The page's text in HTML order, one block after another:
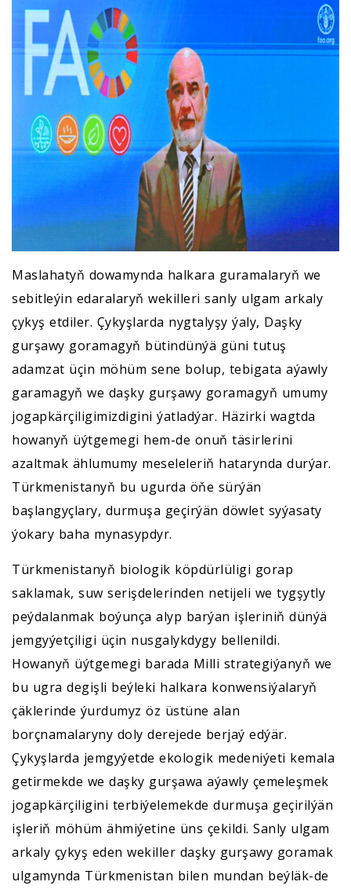
Maslahatyň dowamynda halkara guramalaryň we
sebitleýin edaralaryň wekilleri sanly ulgam arkaly
çykyş etdiler. Çykyşlarda nygtalyşy ýaly, Daşky
gurşawy goramagyň bütindünýä güni tutuş
adamzat üçin möhüm sene bolup, tebigata aýawly
garamagyň we daşky gurşawy goramagyň umumy
jogapkärçiligimizdigini ýatladýar. Häzirki wagtda
howanyň üýtgemegi hem-de onuň täsirlerini
azaltmak ählumumy meseleleriň hatarynda durýar.
Türkmenistanyň bu ugurda öňe sürýän
başlangyçlary, durmuşa geçirýän döwlet syýasaty
ýokary baha mynasypdyr.
Türkmenistanyň biologik köpdürlüligi gorap
saklamak, suw serişdelerinden netijeli we tygşytly
peýdalanmak boýunça alyp barýan işleriniň dünýä
jemgyýetçiligi üçin nusgalykdygy bellenildi.
Howanyň üýtgemegi barada Milli strategiýanyň we
bu ugra degişli beýleki halkara konwensiýalaryň
çäklerinde ýurdumyz öz üstüne alan
borçnamalaryny doly derejede berjaý edýär.
Çykyşlarda jemgyýetde ekologik medeniýeti kemala
getirmekde we daşky gurşawa aýawly çemeleşmek
jogapkärçiligini terbiýelemekde durmuşa geçirilýän
işleriň möhüm ähmiýetine üns çekildi. Sanly ulgam
arkaly çykyş eden wekiller daşky gurşawy goramak
ulgamynda Türkmenistan bilen mundan beýläk-de